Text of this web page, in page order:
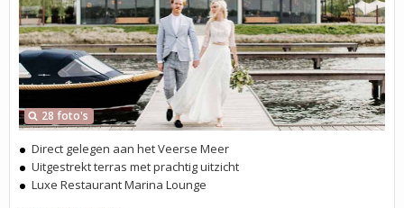
28 foto's
Direct gelegen aan het Veerse Meer
Uitgestrekt terras met prachtig uitzicht
Luxe Restaurant Marina Lounge